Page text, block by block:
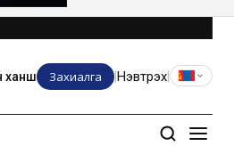
ханш Захиалга Нэвтрэх